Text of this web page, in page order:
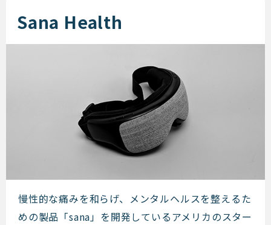
Sana Health
Sana Health
慢性的な痛みを和らげ、メンタルヘルスを整えるた
めの製品「sana」を開発しているアメリカのスター